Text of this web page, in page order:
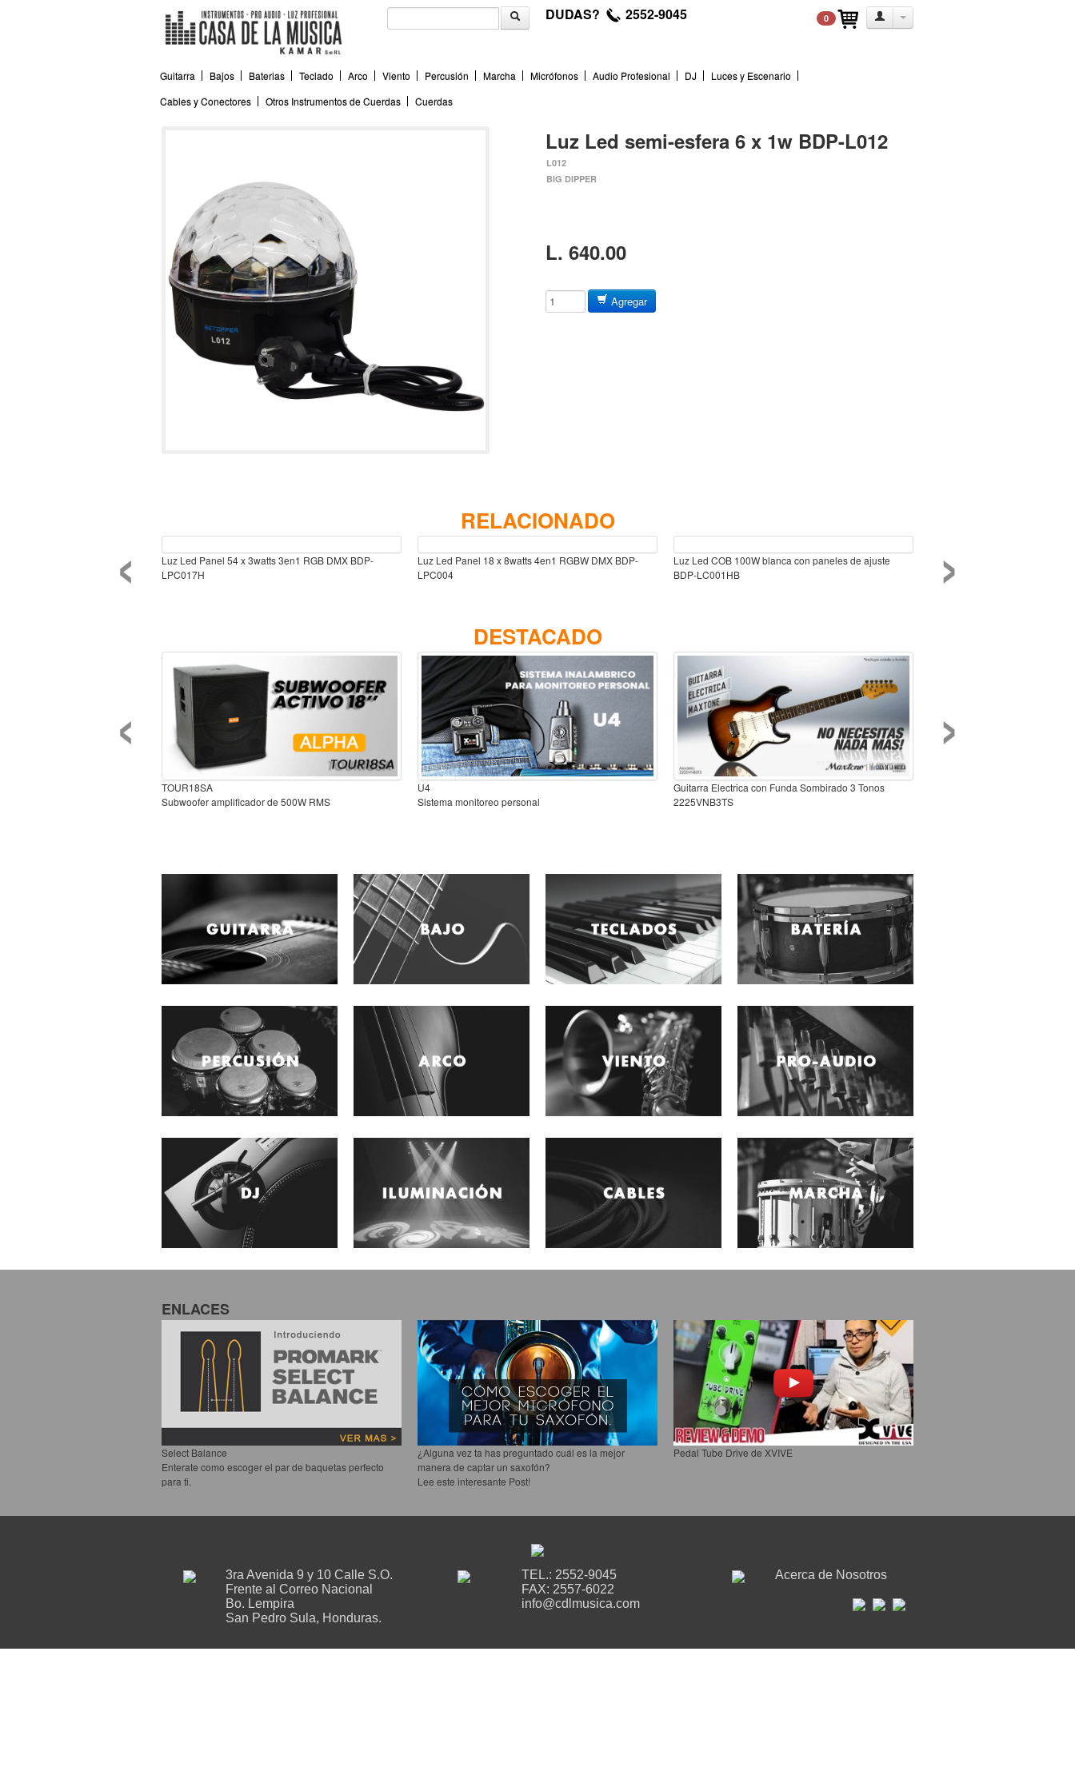
DUDAS? 2552-9045 0
Guitarra Bajos Baterias Teclado Arco Viento Percusión Marcha Micrófonos Audio Profesional DJ
Luces y Escenario
Cables y Conectores
Otros Instrumentos de Cuerdas Cuerdas
Luz Led semi-esfera 6 x 1w BDP-L012
L012
BIG DIPPER
L. 640.00
Agregar
RELACIONADO
Luz Led Panel 54 x 3watts 3en1 RGB DMX BDP-
LPC017H
Luz Led Panel 18 x 8watts 4en1 RGBW DMX BDP-
LPC004
Luz Led COB 100W blanca con paneles de ajuste
BDP-LC001HB
‹ ›
DESTACADO
TOUR18SA
Subwoofer amplificador de 500W RMS
U4
Sistema monitoreo personal
Guitarra Electrica con Funda Sombirado 3 Tonos
2225VNB3TS
‹ ›
ENLACES
Select Balance
Enterate como escoger el par de baquetas perfecto
para ti.
¿Alguna vez ta has preguntado cuál es la mejor
manera de captar un saxofón?
Lee este interesante Post!
Pedal Tube Drive de XVIVE
3ra Avenida 9 y 10 Calle S.O.
Frente al Correo Nacional
Bo. Lempira
San Pedro Sula, Honduras.
TEL.: 2552-9045
FAX: 2557-6022
info@cdlmusica.com
Acerca de Nosotros